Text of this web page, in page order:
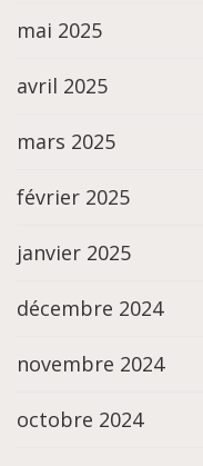
mai 2025
avril 2025
mars 2025
février 2025
janvier 2025
décembre 2024
novembre 2024
octobre 2024